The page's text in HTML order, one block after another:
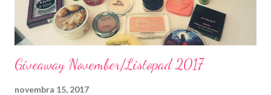
á
r
a
Giveaway November/Listopad 2017
novembra 15, 2017